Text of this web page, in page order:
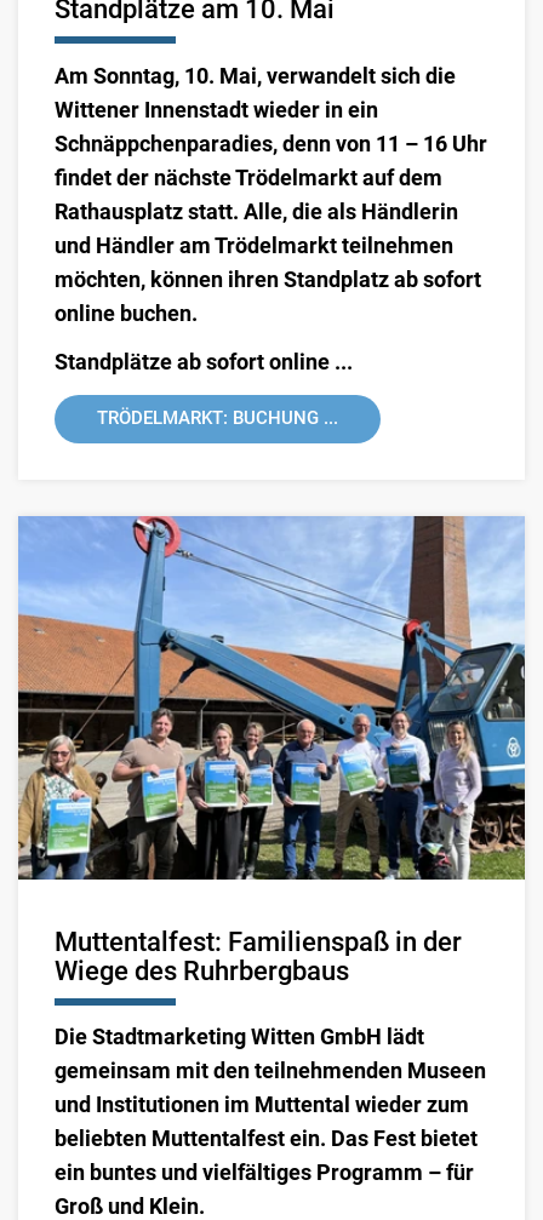
Standplätze am 10. Mai
Am Sonntag, 10. Mai, verwandelt sich die
Wittener Innenstadt wieder in ein
Schnäppchenparadies, denn von 11 – 16 Uhr
findet der nächste Trödelmarkt auf dem
Rathausplatz statt. Alle, die als Händlerin
und Händler am Trödelmarkt teilnehmen
möchten, können ihren Standplatz ab sofort
online buchen.
Standplätze ab sofort online ...
TRÖDELMARKT: BUCHUNG ...
Muttentalfest: Familienspaß in der
Wiege des Ruhrbergbaus
Die Stadtmarketing Witten GmbH lädt
gemeinsam mit den teilnehmenden Museen
und Institutionen im Muttental wieder zum
beliebten Muttentalfest ein. Das Fest bietet
ein buntes und vielfältiges Programm – für
Groß und Klein.